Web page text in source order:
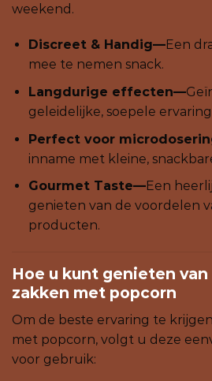
weekend.
Discreet & Handig—Een
mee te nemen snack.
Langdurige effecten—
geleidelijke, soepele
Perfect voor
inname met kleine,
Gourmet Taste—Een
genieten van de voordelen
producten.
Hoe u kunt genieten
zakken met popcorn
Om de beste ervaring te
met popcorn, volgt u deze
voor gebruik: